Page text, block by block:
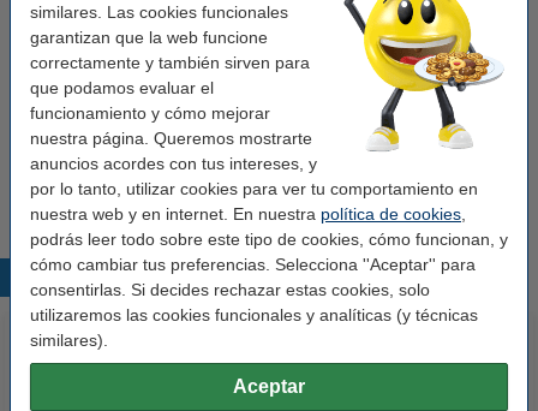
similares. Las cookies funcionales
garantizan que la web funcione
correctamente y también sirven para
que podamos evaluar el
funcionamiento y cómo mejorar
nuestra página. Queremos mostrarte
anuncios acordes con tus intereses, y
por lo tanto, utilizar cookies para ver tu comportamiento en
nuestra web y en internet. En nuestra política de cookies
podrás leer todo sobre este tipo de cookies, cómo funcionan, y
cómo cambiar tus preferencias. Selecciona ''Aceptar'' para
consentirlas. Si decides rechazar estas cookies, solo
utilizaremos las cookies funcionales y analíticas (y técnicas
similares).
Aceptar
Ancho detrás: 50 mm
Soporte etiquetas:
Agujero de sujeción: sí
Protección de bordes:
Cantidad: 1 unidad